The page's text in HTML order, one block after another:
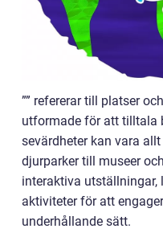
”” refererar till platser
utformade för att tilltala
sevärdheter kan vara
djurparker till museer
interaktiva utställningar,
aktiviteter för att
underhållande sätt.